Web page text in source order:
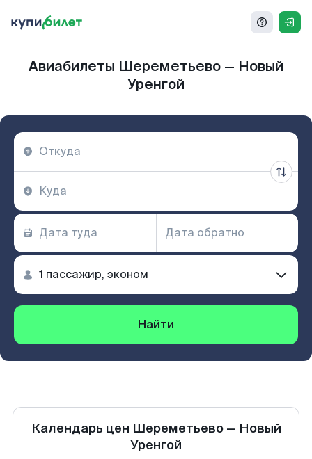
Авиабилеты Шереметьево — Новый
Уренгой
Найти
Календарь цен Шереметьево— Новый
Уренгой